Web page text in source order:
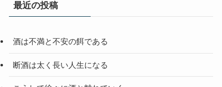
最近の投稿
酒は不満と不安の餌である
断酒は太く長い人生になる